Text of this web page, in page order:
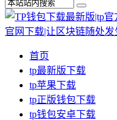
首页
tp最新版下载
tp苹果下载
tp正版钱包下载
tp钱包安卓下载